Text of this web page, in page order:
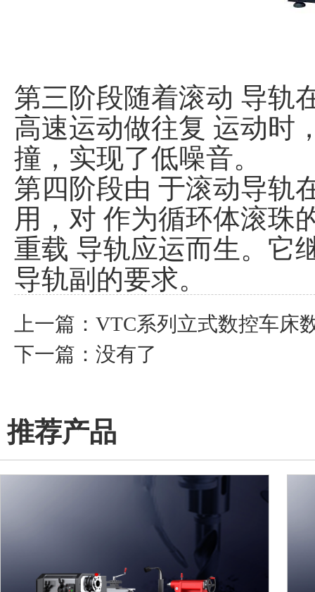
第三阶段随着滚动 导轨
高速运动做往复 运动时
撞，实现了低噪音。
第四阶段由 于滚动导轨
用，对 作为循环体滚珠
重载 导轨应运而生。它
导轨副的要求。
上一篇： VTC系列立式数控车床
下一篇：没有了
推荐产品